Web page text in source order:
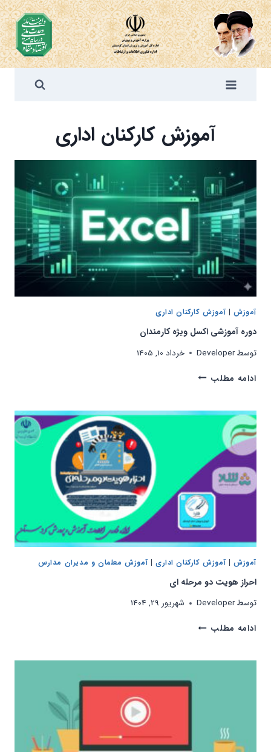
بازگشت
به
محتوا
آموزش کارکنان اداری
آموزش| آموزش کارکنان اداری
دوره آموزشی اکسل ویژه کارمندان
توسطDeveloper
خرداد 10, 1405
ادامه مطلبدوره
ویژه
آموزش| آموزش کارکنان اداری | آموزش معلمان و مدیران مدارس
احراز هویت دو مرحله ای
توسطDeveloper
شهریور 29, 1404
ادامه مطلباحراز
مرحله